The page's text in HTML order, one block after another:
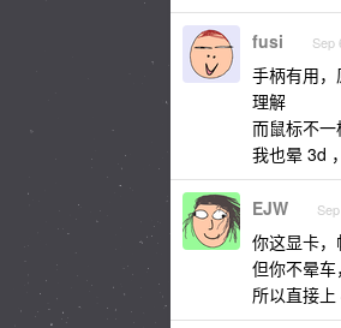
fusi Sep
手柄有用
理解
而鼠标不
我也晕 3d
EJW
你这显卡，
但你不晕车
所以直接